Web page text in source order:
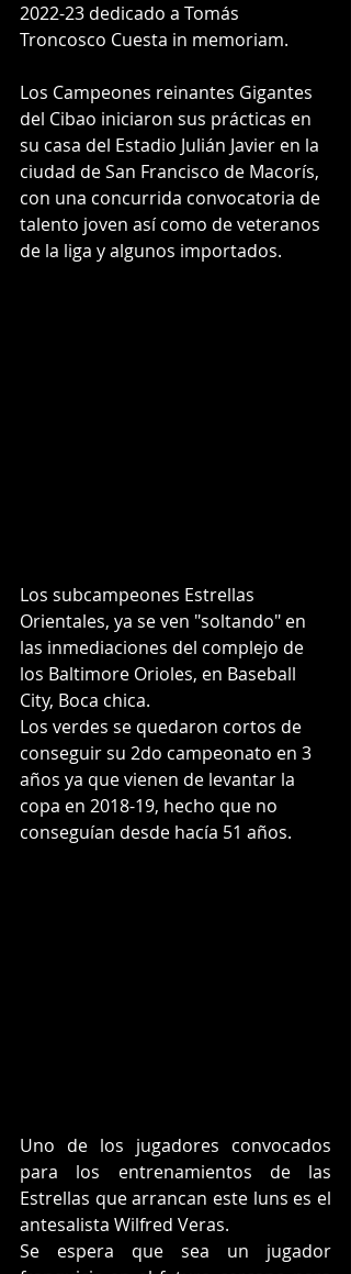
2022-23 dedicado a Tomás
Troncosco Cuesta in memoriam.
Los Campeones reinantes Gigantes
del Cibao iniciaron sus prácticas en
su casa del Estadio Julián Javier en la
ciudad de San Francisco de Macorís,
con una concurrida convocatoria de
talento joven así como de veteranos
de la liga y algunos importados.
Los subcampeones Estrellas
Orientales, ya se ven "soltando" en
las inmediaciones del complejo de
los Baltimore Orioles, en Baseball
City, Boca chica.
Los verdes se quedaron cortos de
conseguir su 2do campeonato en 3
años ya que vienen de levantar la
copa en 2018-19, hecho que no
conseguían desde hacía 51 años.
Uno de los jugadores convocados
para los entrenamientos de las
Estrellas que arrancan este luns es el
antesalista Wilfred Veras.
Se espera que sea un jugador